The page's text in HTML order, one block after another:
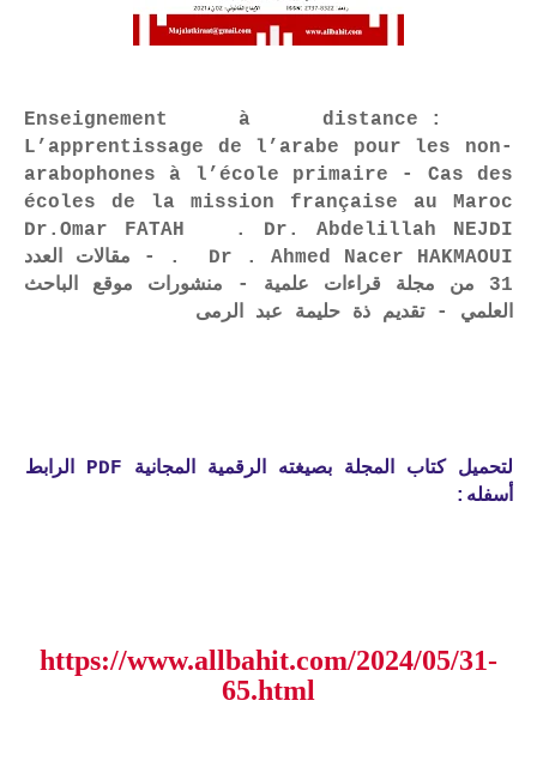
Enseignement à distance :
L’apprentissage de l’arabe pour les non-
arabophones à l’école primaire - Cas des
écoles de la mission française au Maroc
Dr.Omar FATAH . Dr. Abdelillah NEJDI
. Dr . Ahmed Nacer HAKMAOUI - مقالات العدد
31 من مجلة قراءات علمية - منشورات موقع الباحث
العلمي - تقديم ذة حليمة عبد الرمى
لتحميل كتاب المجلة بصيغته الرقمية المجانية PDF الرابط
أسفله:
https://www.allbahit.com/2024/05/31-
65.html